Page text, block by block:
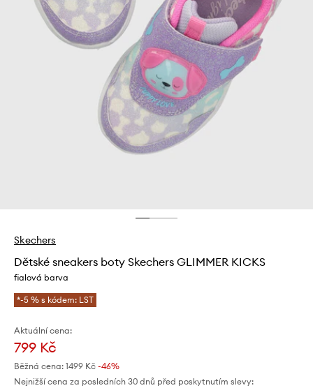
Skechers
Dětské sneakers boty Skechers GLIMMER KICKS
fialová barva
*-5 % s kódem: LST
Aktuální cena:
799 Kč
Běžná cena: 1499 Kč -46%
Nejnižší cena za posledních 30 dnů před poskytnutím slevy: